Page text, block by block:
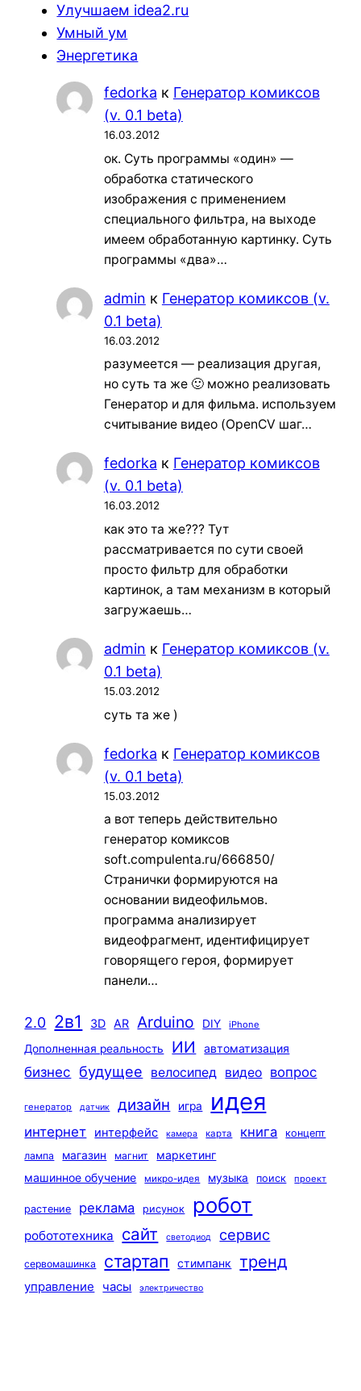
Улучшаем idea2.ru
Умный ум
Энергетика
fedorka к Генератор комиксов
(v. 0.1 beta)
16.03.2012
ок. Суть программы «один» —
обработка статического
изображения с применением
специального фильтра, на выходе
имеем обработанную картинку. Суть
программы «два»…
admin к Генератор комиксов (v.
0.1 beta)
16.03.2012
разумеется — реализация другая,
но суть та же 🙂 можно реализовать
Генератор и для фильма. используем
считывание видео (OpenCV шаг…
fedorka к Генератор комиксов
(v. 0.1 beta)
16.03.2012
как это та же??? Тут
рассматривается по сути своей
просто фильтр для обработки
картинок, а там механизм в который
загружаешь…
admin к Генератор комиксов (v.
0.1 beta)
15.03.2012
суть та же )
fedorka к Генератор комиксов
(v. 0.1 beta)
15.03.2012
а вот теперь действительно
генератор комиксов
soft.compulenta.ru/666850/
Странички формируются на
основании видеофильмов.
программа анализирует
видеофрагмент, идентифицирует
говорящего героя, формирует
панели…
2.0 2в1 3D AR Arduino DIY iPhone
Дополненная реальность ИИ автоматизация
бизнес будущее велосипед видео вопрос
генератор датчик дизайн игра идея
интернет интерфейс камера карта книга
концепт
лампа
магазин магнит
маркетинг
машинное обучение
микро-идея музыка поиск проект
растение реклама рисунок робот
робототехника сайт светодиод сервис
сервомашинка стартап стимпанк тренд
управление часы электричество